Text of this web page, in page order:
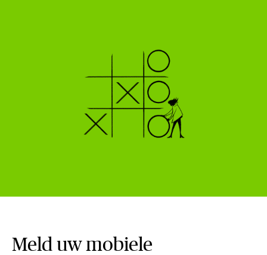
Meld uw mobiele